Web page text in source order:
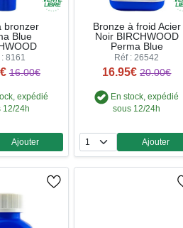
bronzer
Blue
: 8161
16.00€
expédié
12/24h
Quantité
Ajouter
Bronze à froid Acier
Noir BIRCHWOOD
Perma Blue
Réf : 26542
16.95€ 20.00€
En stock, expédié
sous 12/24h
Quantité
Ajouter